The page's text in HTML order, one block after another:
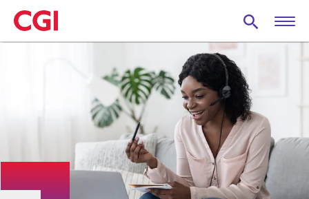
Skip
to
main